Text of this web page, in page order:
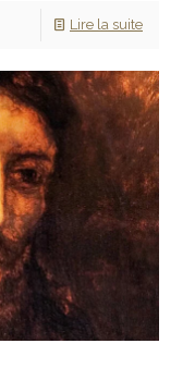
Lire la suite